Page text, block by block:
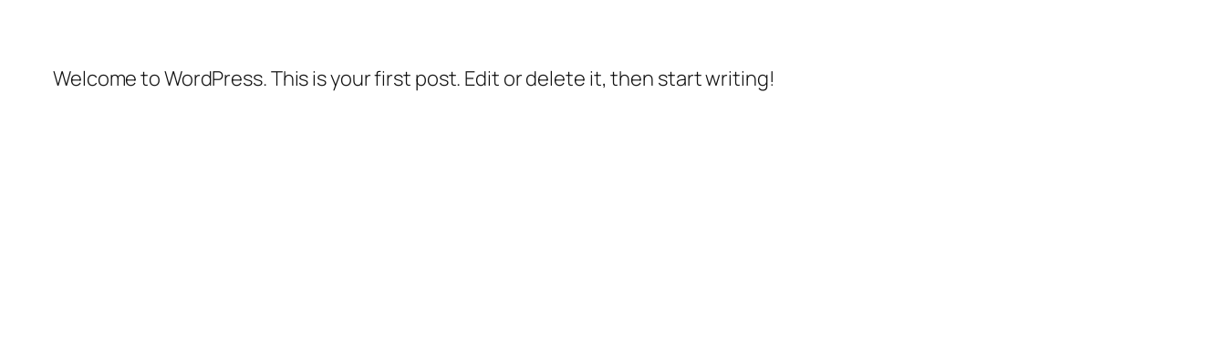
Welcome to WordPress. This is your first post. Edit or delete it, then start writing!